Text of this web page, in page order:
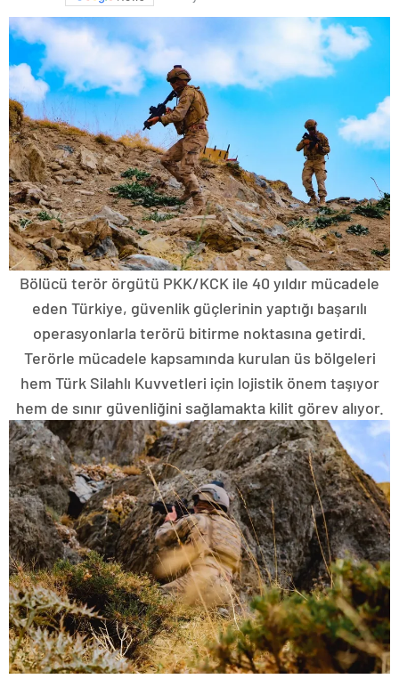
Bölücü terör örgütü PKK/KCK ile 40 yıldır mücadele
eden Türkiye, güvenlik güçlerinin yaptığı başarılı
operasyonlarla terörü bitirme noktasına getirdi.
Terörle mücadele kapsamında kurulan üs bölgeleri
hem Türk Silahlı Kuvvetleri için lojistik önem taşıyor
hem de sınır güvenliğini sağlamakta kilit görev alıyor.